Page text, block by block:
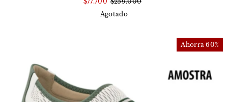
Agotado
Ahorra 60%